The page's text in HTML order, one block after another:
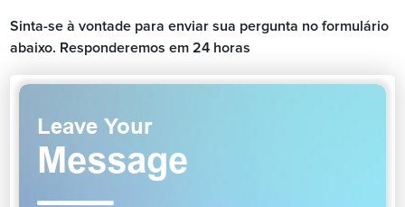
Sinta-se à vontade para enviar sua pergunta no formulário
abaixo. Responderemos em 24 horas